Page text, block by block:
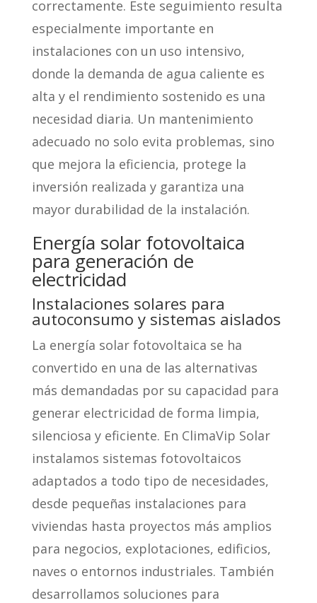
correctamente. Este seguimiento resulta
especialmente importante en
instalaciones con un uso intensivo,
donde la demanda de agua caliente es
alta y el rendimiento sostenido es una
necesidad diaria. Un mantenimiento
adecuado no solo evita problemas, sino
que mejora la eficiencia, protege la
inversión realizada y garantiza una
mayor durabilidad de la instalación.
Energía solar fotovoltaica
para generación de
electricidad
Instalaciones solares para
autoconsumo y sistemas aislados
La energía solar fotovoltaica se ha
convertido en una de las alternativas
más demandadas por su capacidad para
generar electricidad de forma limpia,
silenciosa y eficiente. En ClimaVip Solar
instalamos sistemas fotovoltaicos
adaptados a todo tipo de necesidades,
desde pequeñas instalaciones para
viviendas hasta proyectos más amplios
para negocios, explotaciones, edificios,
naves o entornos industriales. También
desarrollamos soluciones para